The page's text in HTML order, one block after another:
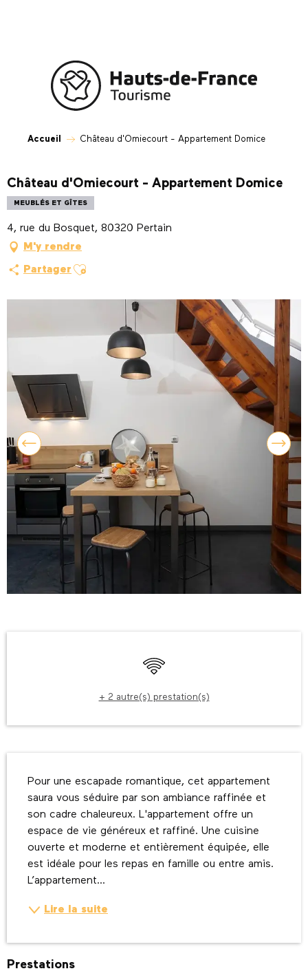
Accueil Château d'Omiecourt - Appartement Domice
Château d'Omiecourt - Appartement Domice
MEUBLÉS ET GÎTES
4, rue du Bosquet, 80320 Pertain
M'y rendre
Partager Ajouter aux favoris
WiFi
+ 2 autre(s) prestation(s)
Pour une escapade romantique, cet appartement
saura vous séduire par son ambiance raffinée et
son cadre chaleureux. L'appartement offre un
espace de vie généreux et raffiné. Une cuisine
ouverte et moderne et entièrement équipée, elle
est idéale pour les repas en famille ou entre amis.
L’appartement...
Lire la suite
Prestations